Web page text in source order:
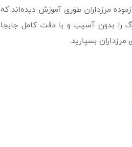
مرزداران طوری آموزش دیده‌اند که
را بدون آسیب و با دقت کامل جابجا
مرزداران بسپارید.